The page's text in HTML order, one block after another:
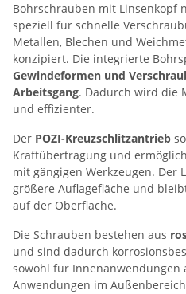
Bohrschrauben mit Linsenkopf
speziell für schnelle
Metallen, Blechen und
konzipiert. Die integrierte
Gewindeformen und
Arbeitsgang. Dadurch wird die
und effizienter.
Der POZI-Kreuzschlitzantrieb
Kraftübertragung und
mit gängigen Werkzeugen. Der
größere Auflagefläche und
auf der Oberfläche.
Die Schrauben bestehen aus
und sind dadurch
sowohl für Innenanwendungen
Anwendungen im